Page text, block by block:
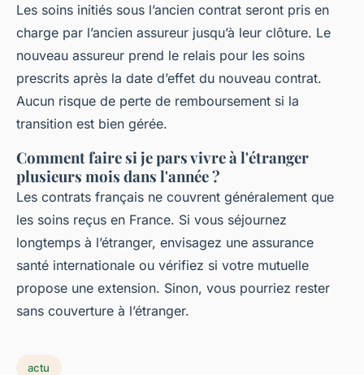
Les soins initiés sous l’ancien contrat seront pris en
charge par l’ancien assureur jusqu’à leur clôture. Le
nouveau assureur prend le relais pour les soins
prescrits après la date d’effet du nouveau contrat.
Aucun risque de perte de remboursement si la
transition est bien gérée.
Comment faire si je pars vivre à l'étranger
plusieurs mois dans l'année ?
Les contrats français ne couvrent généralement que
les soins reçus en France. Si vous séjournez
longtemps à l’étranger, envisagez une assurance
santé internationale ou vérifiez si votre mutuelle
propose une extension. Sinon, vous pourriez rester
sans couverture à l’étranger.
actu